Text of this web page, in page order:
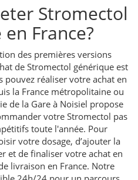
Stromectol
France?
des premières versions
de Stromectol générique est
pouvez réaliser votre achat en
la France métropolitaine ou
de la Gare à Noisiel propose
votre Stromectol pas
toute l'année. Pour
votre dosage, d’ajouter la
et de finaliser votre achat en
livraison en France. Notre